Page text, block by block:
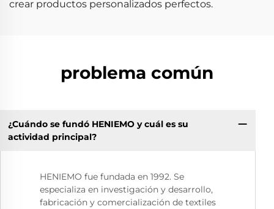
crear productos personalizados perfectos.
problema común
¿Cuándo se fundó HENIEMO y cuál es su
actividad principal?
HENIEMO fue fundada en 1992. Se
especializa en investigación y desarrollo,
fabricación y comercialización de textiles